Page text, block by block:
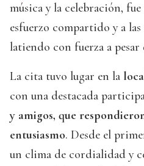
música y la celebración,
esfuerzo compartido y a las
latiendo con fuerza a
La cita tuvo lugar en la
con una destacada
y amigos, que
entusiasmo. Desde el
un clima de cordialidad y